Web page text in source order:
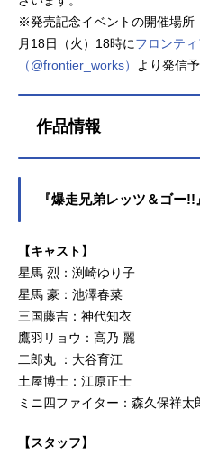
※発売記念イベントの開催場所
月18日（火）18時にフロンテ
（@frontier_works） より発信予
作品情報
『爆走兄弟レッツ＆ゴー!!
【キャスト】
星馬 烈：渕崎ゆり子
星馬 豪：池澤春菜
三国藤吉：神代知衣
鷹羽リョウ：高乃 麗
二郎丸 ：大谷育江
土屋博士：江原正士
ミニ四ファイター：森久保祥太
【スタッフ】